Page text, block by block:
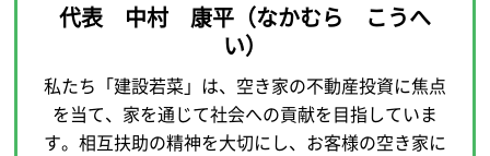
代表 中村 康平（なかむら こうへ
い）
私たち「建設若菜」は、空き家の不動産投資に焦点
を当て、家を通じて社会への貢献を目指していま
す。相互扶助の精神を大切にし、お客様の空き家に